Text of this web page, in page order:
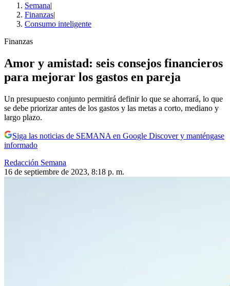
Semana|
Finanzas|
Consumo inteligente
Finanzas
Amor y amistad: seis consejos financieros
para mejorar los gastos en pareja
Un presupuesto conjunto permitirá definir lo que se ahorrará, lo que
se debe priorizar antes de los gastos y las metas a corto, mediano y
largo plazo.
Siga las noticias de SEMANA en Google Discover y manténgase
informado
Redacción Semana
16 de septiembre de 2023, 8:18 p. m.